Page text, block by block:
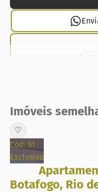
(21)
Imóveis
♡
Cód: 51
Exclusivo
Botafogo, Rio